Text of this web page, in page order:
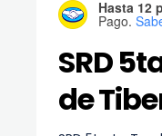
SRD
de
Hasta 12
Pago.